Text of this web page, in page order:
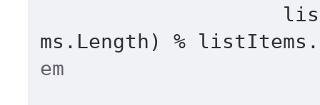
ms.Length) %
em